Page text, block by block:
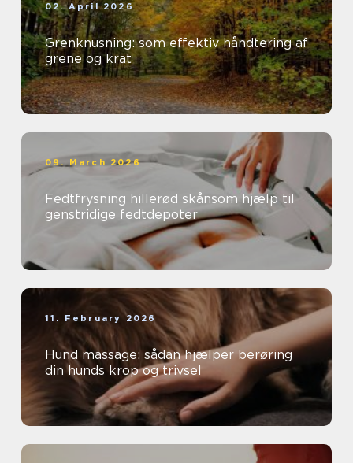
02. April 2026
Grenknusning: som effektiv håndtering af
grene og krat
09. March 2026
Fedtfrysning hillerød skånsom hjælp til
genstridige fedtdepoter
11. February 2026
Hund massage: sådan hjælper berøring
din hunds krop og trivsel